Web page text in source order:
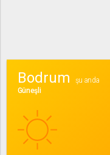
Bodrum
şu anda
Güneşli